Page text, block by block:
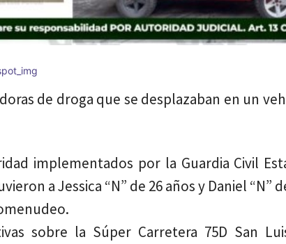
de droga que se desplazaban en un
implementados por la Guardia Civil
a Jessica “N” de 26 años y Daniel “N”
sobre la Súper Carretera 75D San